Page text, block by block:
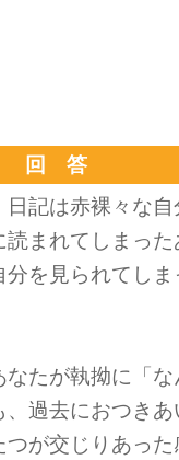
回 答
記は赤裸々な
まれてしまっ
を見られてし
たが執拗に「
過去におつき
が交じりあっ